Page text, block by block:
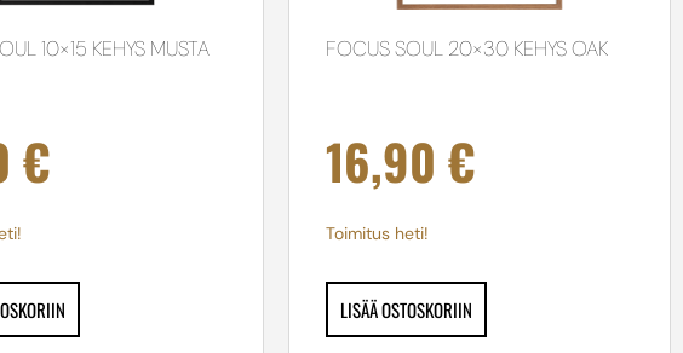
10×15 KEHYS MUSTA
€
FOCUS SOUL 20×30 KEHYS OAK
16,90 €
Toimitus heti!
LISÄÄ OSTOSKORIIN